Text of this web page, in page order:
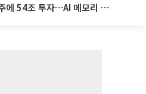
SK하이닉스, 용인·청주에 54조 투자…AI 메모리 생산기지 키운다